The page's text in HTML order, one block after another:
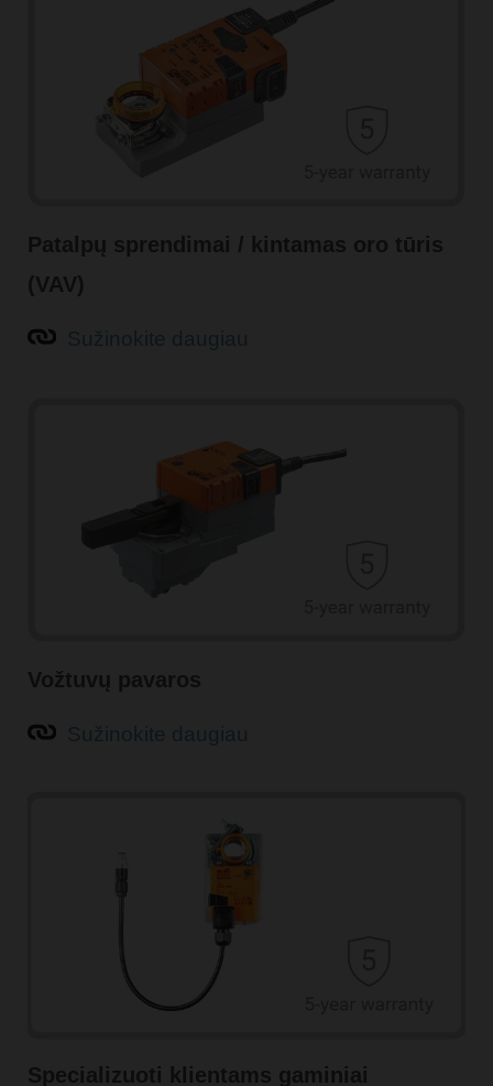
Patalpų sprendimai / kintamas oro tūris
(VAV)
Vožtuvų pavaros
Specializuoti klientams gaminiai